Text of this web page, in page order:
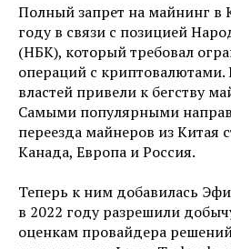
Полный запрет на майнинг в
году в связи с позицией
(НБК), который требовал
операций с криптовалютами.
властей привели к бегству
Самыми популярными
переезда майнеров из Китая
Канада, Европа и Россия.
Теперь к ним добавилась
в 2022 году разрешили
оценкам провайдера